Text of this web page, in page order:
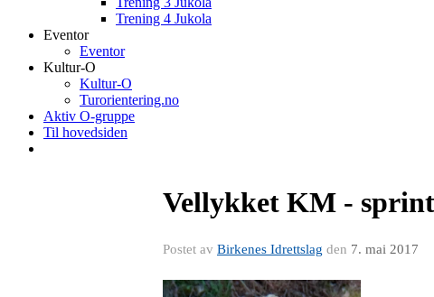
Trening 4 Jukola
Eventor
Eventor
Kultur-O
Kultur-O
Turorientering.no
Aktiv O-gruppe
Til hovedsiden
Vellykket KM -
Postet av Birkenes Idrettslag den 7. mai 2017